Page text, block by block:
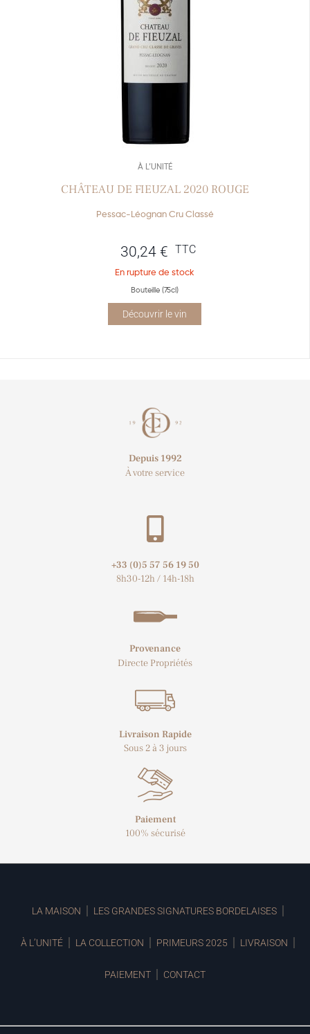
À L’UNITÉ
CHÂTEAU DE FIEUZAL 2020 ROUGE
Pessac-Léognan Cru Classé
30,24 € TTC
En rupture de stock
Bouteille (75cl)
Découvrir le vin
Depuis 1992
À votre service
+33 (0)5 57 56 19 50​
8h30-12h / 14h-18h
Provenance
Directe Propriétés
Livraison Rapide
Sous 2 à 3 jours
Paiement
100% sécurisé
LA MAISON LES GRANDES SIGNATURES BORDELAISES
À L’UNITÉ LA COLLECTION PRIMEURS 2025 LIVRAISON
PAIEMENT CONTACT